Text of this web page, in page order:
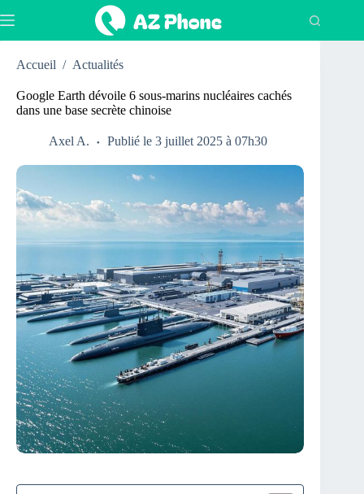
au
Accueil / Actualités
Google Earth dévoile 6 sous-marins nucléaires cachés
dans une base secrète chinoise
Axel A. Publié le 3 juillet 2025 à 07h30